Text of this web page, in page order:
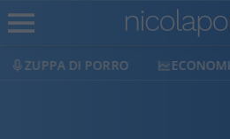
ZUPPA DI PORRO